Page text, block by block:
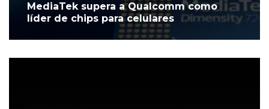
MediaTek supera a Qualcomm como
líder de chips para celulares